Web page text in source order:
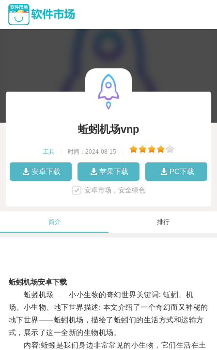
蚯蚓机场vnp
工具 时间：2024-08-15
安卓下载 苹果下载 PC下载
安卓市场，安全绿色
简介 排行
蚯蚓机场安卓下载
蚯蚓机场——小小生物的奇幻世界关键词: 蚯蚓、机
场、小生物、地下世界描述: 本文介绍了一个奇幻而又神秘的
地下世界——蚯蚓机场，描绘了蚯蚓们的生活方式和运输方
式，展示了这一全新的生物机场。
内容:蚯蚓是我们身边非常常见的小生物，它们生活在土